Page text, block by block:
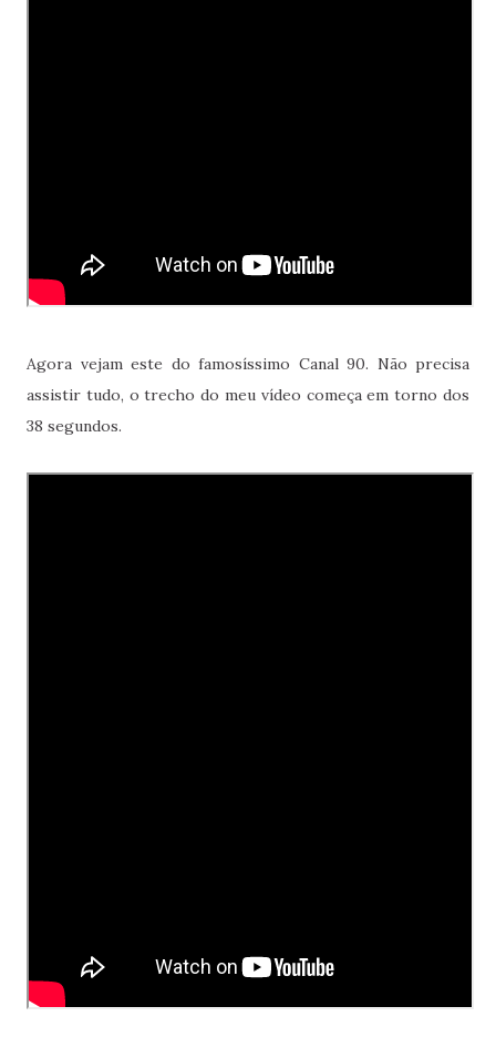
Agora vejam este do famosíssimo Canal 90. Não precisa
assistir tudo, o trecho do meu vídeo começa em torno dos
38 segundos.